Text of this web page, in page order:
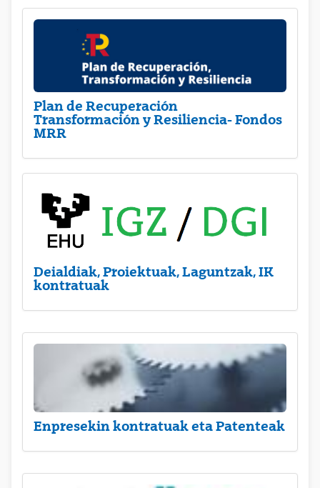
Plan de Recuperación
Transformación y Resiliencia- Fondos
MRR
Deialdiak, Proiektuak, Laguntzak, IK
kontratuak
Enpresekin kontratuak eta Patenteak